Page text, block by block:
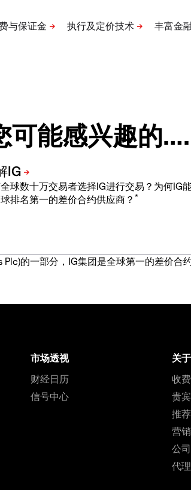
可能感兴趣的
球数十万交易者选择IG进行交易？为何IG
排名第一的差价合约供应商？ *
的一部分，IG集团是全球第一的差价合
市场透视
财经日历
信号中心
关
收
贵
推
营
公
代